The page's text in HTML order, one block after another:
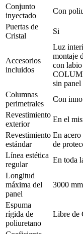
Conjunto
inyectado
Con
Puertas de
Cristal
Si
Accesorios
incluidos
Luz
montaje
con
sin panel
Columnas
perimetrales
Con
Revestimiento
exterior
En el
Revestimiento
estándar
En
de
Línea estética
regular
En toda
Longitud
máxima del
panel
3000 mm
Espuma
rígida de
poliuretano
Libre de